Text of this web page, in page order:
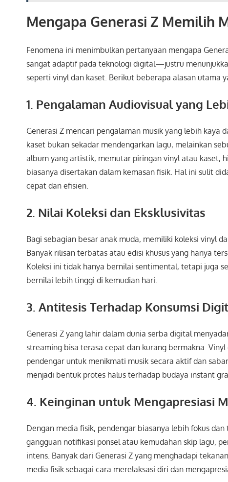
Mengapa Generasi Z Memilih
Fenomena ini menimbulkan pertanyaan mengapa
sangat adaptif pada teknologi digital—justru
seperti vinyl dan kaset. Berikut beberapa alasan utama
1. Pengalaman Audiovisual yang
Generasi Z mencari pengalaman musik yang lebih kaya
kaset bukan sekadar mendengarkan lagu, melainkan
album yang artistik, memutar piringan vinyl atau kaset,
biasanya disertakan dalam kemasan fisik. Hal ini sulit
cepat dan efisien.
2. Nilai Koleksi dan Eksklusivitas
Bagi sebagian besar anak muda, memiliki koleksi vinyl
Banyak rilisan terbatas atau edisi khusus yang hanya
Koleksi ini tidak hanya bernilai sentimental, tetapi juga
bernilai lebih tinggi di kemudian hari.
3. Antitesis Terhadap Konsumsi
Generasi Z yang lahir dalam dunia serba digital
streaming bisa terasa cepat dan kurang bermakna.
pendengar untuk menikmati musik secara aktif dan
menjadi bentuk protes halus terhadap budaya instant
4. Keinginan untuk Mengapresiasi
Dengan media fisik, pendengar biasanya lebih fokus
gangguan notifikasi ponsel atau kemudahan skip lagu,
intens. Banyak dari Generasi Z yang menghadapi
media fisik sebagai cara merelaksasi diri dan